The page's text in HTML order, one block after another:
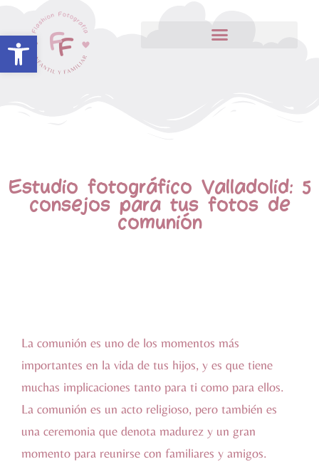
Abrir barra de herramientas
Estudio fotográfico Valladolid: 5
consejos para tus fotos de
comunión
La comunión es uno de los momentos más
importantes en la vida de tus hijos, y es que tiene
muchas implicaciones tanto para ti como para ellos.
La comunión es un acto religioso, pero también es
una ceremonia que denota madurez y un gran
momento para reunirse con familiares y amigos.